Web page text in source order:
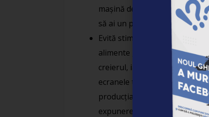
mașină de sunet alb pentru
să ai un pat confortabil și o
Evită stimulentele înainte de
alimente grele înainte de
creierul, iar acest lucru face
ecranele telefoanelor sau ale
producția de melatonină,
expunerea la aceste